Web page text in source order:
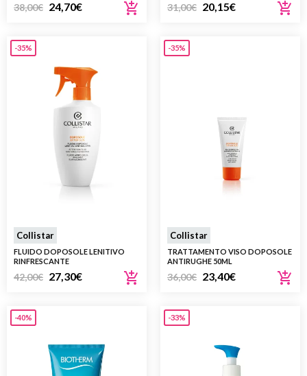
38,00€ 24,70€ 31,00€ 20,15€
-35%
Collistar
FLUIDO DOPOSOLE LENITIVO
RINFRESCANTE
42,00€ 27,30€
-35%
Collistar
TRATTAMENTO VISO DOPOSOLE
ANTIRUGHE 50ML
36,00€ 23,40€
-40% -33%